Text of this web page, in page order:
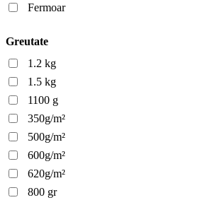
Fermoar
Greutate
1.2 kg
1.5 kg
1100 g
350g/m²
500g/m²
600g/m²
620g/m²
800 gr